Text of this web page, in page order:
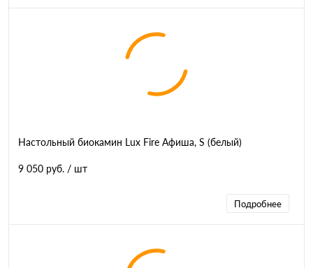
Настольный биокамин Lux Fire Афиша, S (белый)
9 050 руб. / шт
Подробнее